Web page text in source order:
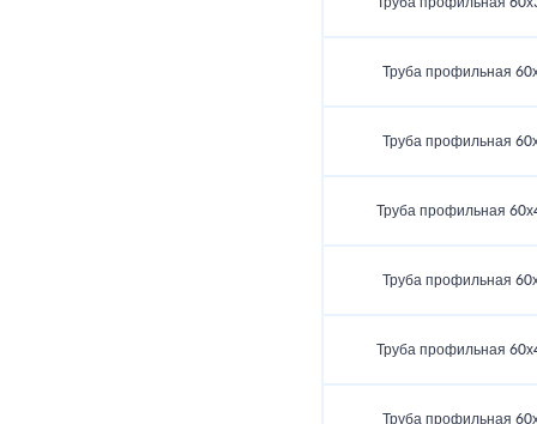
Труба профильная
Труба профильная
Труба профильная
Труба профильная
Труба профильная
Труба профильная